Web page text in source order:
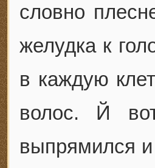
словно
желудка к
в каждую
волос. Й
выпрямился